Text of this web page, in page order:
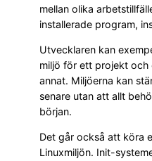
mellan olika
installerade program,
Utvecklaren kan
miljö för ett projekt
annat. Miljöerna kan
senare utan att allt
början.
Det går också att köra
Linuxmiljön. Init-